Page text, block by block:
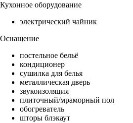
Кухонное оборудование
электрический чайник
Оснащение
постельное бельё
кондиционер
сушилка для белья
металлическая дверь
звукоизоляция
плиточный/мраморный пол
обогреватель
шторы блэкаут